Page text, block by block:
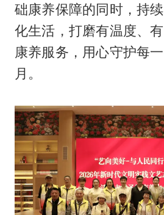
础康养保障的同时，持
化生活，打磨有温度、
康养服务，用心守护每
月。